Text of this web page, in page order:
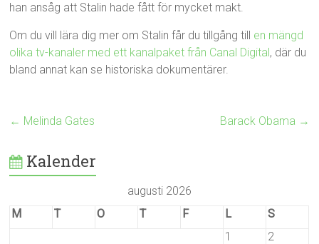
han ansåg att Stalin hade fått för mycket makt.
Om du vill lära dig mer om Stalin får du tillgång till en mängd
olika tv-kanaler med ett kanalpaket från Canal Digital, där du
bland annat kan se historiska dokumentärer.
← Melinda Gates Barack Obama →
Kalender
augusti 2026
M
T O T F L
S
1
2